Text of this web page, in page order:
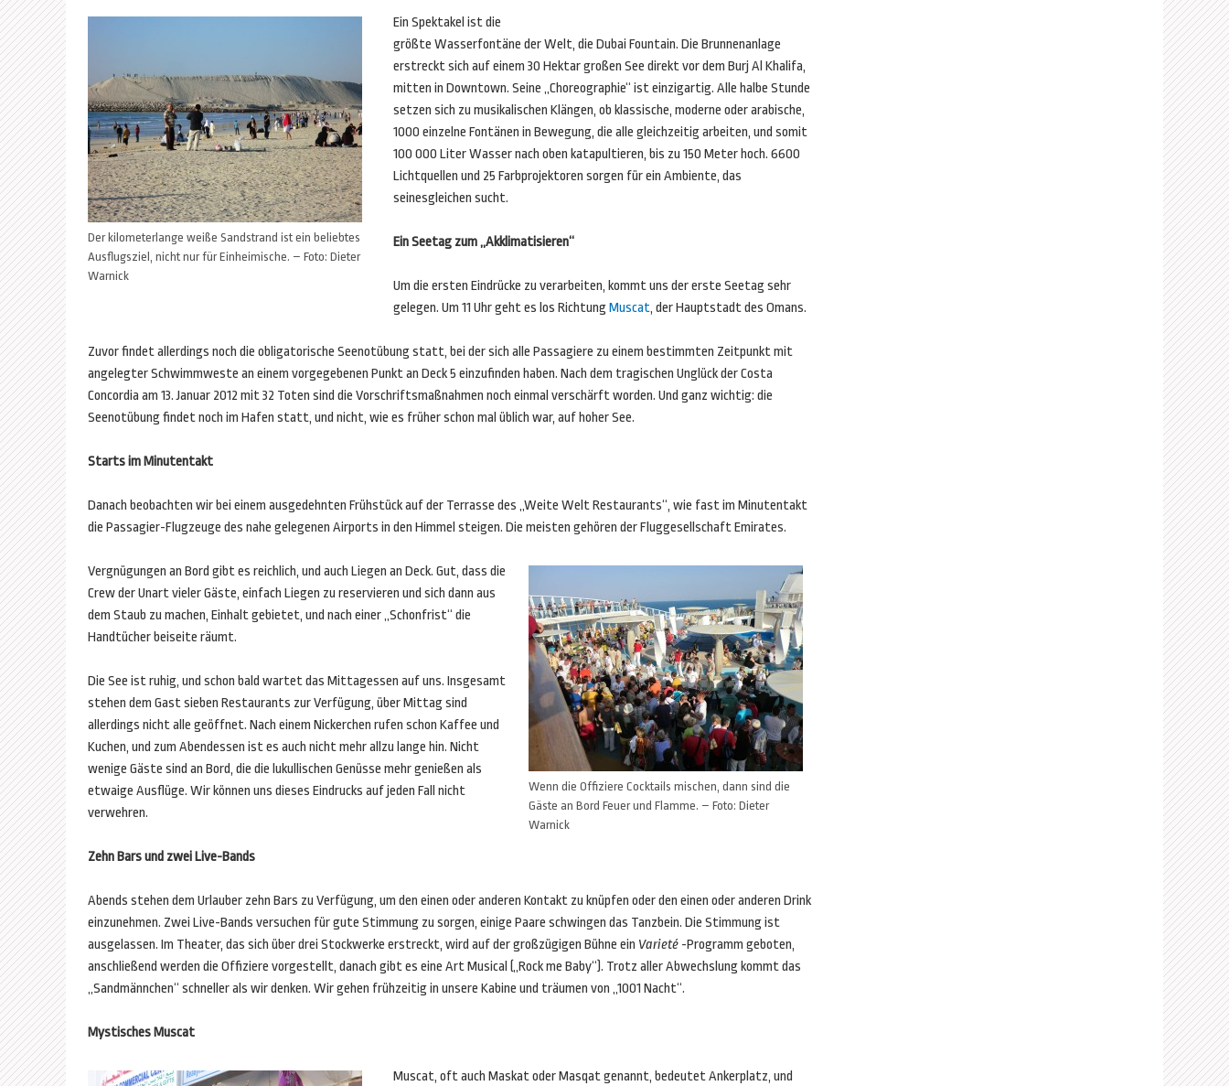
Der kilometerlange weiße Sandstrand ist ein beliebtes
Ausflugsziel, nicht nur für Einheimische. – Foto: Dieter
Warnick
Ein Spektakel ist die
größte Wasserfontäne der Welt, die Dubai Fountain. Die Brunnenanlage
erstreckt sich auf einem 30 Hektar großen See direkt vor dem Burj Al Khalifa,
mitten in Downtown. Seine „Choreographie“ ist einzigartig. Alle halbe Stunde
setzen sich zu musikalischen Klängen, ob klassische, moderne oder arabische,
1000 einzelne Fontänen in Bewegung, die alle gleichzeitig arbeiten, und somit
100 000 Liter Wasser nach oben katapultieren, bis zu 150 Meter hoch. 6600
Lichtquellen und 25 Farbprojektoren sorgen für ein Ambiente, das
seinesgleichen sucht.
Ein Seetag zum „Akklimatisieren“
Um die ersten Eindrücke zu verarbeiten, kommt uns der erste Seetag sehr
gelegen. Um 11 Uhr geht es los RichtungMuscat, der Hauptstadt des Omans.
Zuvor findet allerdings noch die obligatorische Seenotübung statt, bei der sich alle Passagiere zu einem bestimmten Zeitpunkt mit
angelegter Schwimmweste an einem vorgegebenen Punkt an Deck 5 einzufinden haben. Nach dem tragischen Unglück der Costa
Concordia am 13. Januar 2012 mit 32 Toten sind die Vorschriftsmaßnahmen noch einmal verschärft worden. Und ganz wichtig: die
Seenotübung findet noch im Hafen statt, und nicht, wie es früher schon mal üblich war, auf hoher See.
Starts im Minutentakt
Danach beobachten wir bei einem ausgedehnten Frühstück auf der Terrasse des „Weite Welt Restaurants“, wie fast im Minutentakt
die Passagier-Flugzeuge des nahe gelegenen Airports in den Himmel steigen. Die meisten gehören der Fluggesellschaft Emirates.
Wenn die Offiziere Cocktails mischen, dann sind die
Gäste an Bord Feuer und Flamme. – Foto: Dieter
Warnick
Vergnügungen an Bord gibt es reichlich, und auch Liegen an Deck. Gut, dass die
Crew der Unart vieler Gäste, einfach Liegen zu reservieren und sich dann aus
dem Staub zu machen, Einhalt gebietet, und nach einer „Schonfrist“ die
Handtücher beiseite räumt.
Die See ist ruhig, und schon bald wartet das Mittagessen auf uns. Insgesamt
stehen dem Gast sieben Restaurants zur Verfügung, über Mittag sind
allerdings nicht alle geöffnet. Nach einem Nickerchen rufen schon Kaffee und
Kuchen, und zum Abendessen ist es auch nicht mehr allzu lange hin. Nicht
wenige Gäste sind an Bord, die die lukullischen Genüsse mehr genießen als
etwaige Ausflüge. Wir können uns dieses Eindrucks auf jeden Fall nicht
verwehren.
Zehn Bars und zwei Live-Bands
Abends stehen dem Urlauber zehn Bars zu Verfügung, um den einen oder anderen Kontakt zu knüpfen oder den einen oder anderen Drink
einzunehmen. Zwei Live-Bands versuchen für gute Stimmung zu sorgen, einige Paare schwingen das Tanzbein. Die Stimmung ist
ausgelassen. Im Theater, das sich über drei Stockwerke erstreckt, wird auf der großzügigen Bühne ein Varieté -Programm geboten,
anschließend werden die Offiziere vorgestellt, danach gibt es eine Art Musical („Rock me Baby“). Trotz aller Abwechslung kommt das
„Sandmännchen“ schneller als wir denken. Wir gehen frühzeitig in unsere Kabine und träumen von „1001 Nacht“.
Mystisches Muscat
Muscat, oft auch Maskat oder Masqat genannt, bedeutet Ankerplatz, und